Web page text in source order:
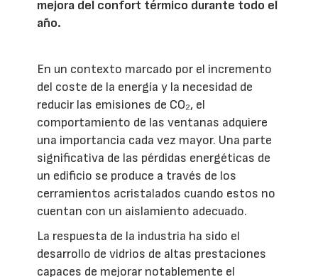
mejora del confort térmico durante todo el
año.
En un contexto marcado por el incremento
del coste de la energía y la necesidad de
reducir las emisiones de CO₂, el
comportamiento de las ventanas adquiere
una importancia cada vez mayor. Una parte
significativa de las pérdidas energéticas de
un edificio se produce a través de los
cerramientos acristalados cuando estos no
cuentan con un aislamiento adecuado.
La respuesta de la industria ha sido el
desarrollo de vidrios de altas prestaciones
capaces de mejorar notablemente el